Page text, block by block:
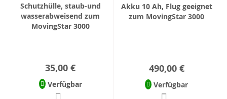
Schutzhülle, staub-und
wasserabweisend zum
MovingStar 3000
35,00 €
Verfügbar
Akku 10 Ah, Flug geeignet
zum MovingStar 3000
490,00 €
Verfügbar